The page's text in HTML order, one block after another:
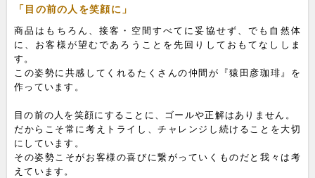
「目の前の人を笑顔に」
商品はもちろん、接客・空間すべてに妥協せず、でも自然体
に、お客様が望むであろうことを先回りしておもてなししま
す。
この姿勢に共感してくれるたくさんの仲間が『猿田彦珈琲』を
作っています。
目の前の人を笑顔にすることに、ゴールや正解はありません。
だからこそ常に考えトライし、チャレンジし続けることを大切
にしています。
その姿勢こそがお客様の喜びに繋がっていくものだと我々は考
えています。